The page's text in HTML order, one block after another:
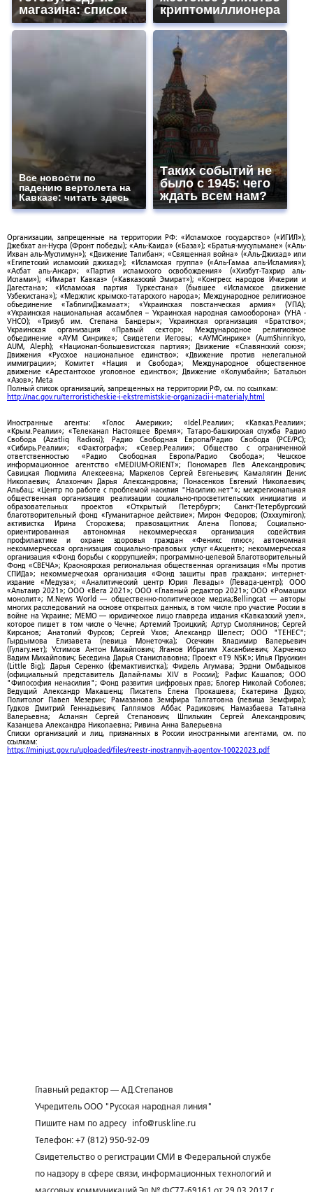
магазина: список
криптомиллионера
Все новости по
падению вертолета на
Кавказе: читать здесь
Таких событий не
было с 1945: чего
ждать всем нам?
Организации, запрещенные на территории РФ: «Исламское государство» («ИГИЛ»);
Джебхат ан-Нусра (Фронт победы); «Аль-Каида» («База»); «Братья-мусульмане» («Аль-
Ихван аль-Муслимун»); «Движение Талибан»; «Священная война» («Аль-Джихад» или
«Египетский исламский джихад»); «Исламская группа» («Аль-Гамаа аль-Исламия»);
«Асбат аль-Ансар»; «Партия исламского освобождения» («Хизбут-Тахрир аль-
Ислами»); «Имарат Кавказ» («Кавказский Эмират»); «Конгресс народов Ичкерии и
Дагестана»; «Исламская партия Туркестана» (бывшее «Исламское движение
Узбекистана»); «Меджлис крымско-татарского народа»; Международное религиозное
объединение «ТаблигиДжамаат»; «Украинская повстанческая армия» (УПА);
«Украинская национальная ассамблея – Украинская народная самооборона» (УНА -
УНСО); «Тризуб им. Степана Бандеры»; Украинская организация «Братство»;
Украинская организация «Правый сектор»; Международное религиозное
объединение «АУМ Синрике»; Свидетели Иеговы; «АУМСинрике» (AumShinrikyo,
AUM, Aleph); «Национал-большевистская партия»; Движение «Славянский союз»;
Движения «Русское национальное единство»; «Движение против нелегальной
иммиграции»; Комитет «Нация и Свобода»; Международное общественное
движение «Арестантское уголовное единство»; Движение «Колумбайн»; Батальон
«Азов»; Meta
Полный список организаций, запрещенных на территории РФ, см. по ссылкам:
http://nac.gov.ru/terroristicheskie-i-ekstremistskie-organizacii-i-materialy.html
Иностранные агенты: «Голос Америки»; «Idel.Реалии»; «Кавказ.Реалии»;
«Крым.Реалии»; «Телеканал Настоящее Время»; Татаро-башкирская служба Радио
Свобода (Azatliq Radiosi); Радио Свободная Европа/Радио Свобода (PCE/PC);
«Сибирь.Реалии»; «Фактограф»; «Север.Реалии»; Общество с ограниченной
ответственностью «Радио Свободная Европа/Радио Свобода»; Чешское
информационное агентство «MEDIUM-ORIENT»; Пономарев Лев Александрович;
Савицкая Людмила Алексеевна; Маркелов Сергей Евгеньевич; Камалягин Денис
Николаевич; Апахончич Дарья Александровна; Понасенков Евгений Николаевич;
Альбац; «Центр по работе с проблемой насилия "Насилию.нет"»; межрегиональная
общественная организация реализации социально-просветительских инициатив и
образовательных проектов «Открытый Петербург»; Санкт-Петербургский
благотворительный фонд «Гуманитарное действие»; Мирон Федоров; (Oxxxymiron);
активистка Ирина Сторожева; правозащитник Алена Попова; Социально-
ориентированная автономная некоммерческая организация содействия
профилактике и охране здоровья граждан «Феникс плюс»; автономная
некоммерческая организация социально-правовых услуг «Акцент»; некоммерческая
организация «Фонд борьбы с коррупцией»; программно-целевой Благотворительный
Фонд «СВЕЧА»; Красноярская региональная общественная организация «Мы против
СПИДа»; некоммерческая организация «Фонд защиты прав граждан»; интернет-
издание «Медуза»; «Аналитический центр Юрия Левады» (Левада-центр); ООО
«Альтаир 2021»; ООО «Вега 2021»; ООО «Главный редактор 2021»; ООО «Ромашки
монолит»; M.News World — общественно-политическое медиа;Bellingcat — авторы
многих расследований на основе открытых данных, в том числе про участие России в
войне на Украине; МЕМО — юридическое лицо главреда издания «Кавказский узел»,
которое пишет в том числе о Чечне; Артемий Троицкий; Артур Смолянинов; Сергей
Кирсанов; Анатолий Фурсов; Сергей Ухов; Александр Шелест; ООО "ТЕНЕС";
Гырдымова Елизавета (певица Монеточка); Осечкин Владимир Валерьевич
(Гулагу.нет); Устимов Антон Михайлович; Яганов Ибрагим Хасанбиевич; Харченко
Вадим Михайлович; Беседина Дарья Станиславовна; Проект «T9 NSK»; Илья Прусикин
(Little Big); Дарья Серенко (фемактивистка); Фидель Агумава; Эрдни Омбадыков
(официальный представитель Далай-ламы XIV в России); Рафис Кашапов; ООО
"Философия ненасилия"; Фонд развития цифровых прав; Блогер Николай Соболев;
Ведущий Александр Макашенц; Писатель Елена Прокашева; Екатерина Дудко;
Политолог Павел Мезерин; Рамазанова Земфира Талгатовна (певица Земфира);
Гудков Дмитрий Геннадьевич; Галлямов Аббас Радикович; Намазбаева Татьяна
Валерьевна; Асланян Сергей Степанович; Шпилькин Сергей Александрович;
Казанцева Александра Николаевна; Ривина Анна Валерьевна
Списки организаций и лиц, признанных в России иностранными агентами, см. по
ссылкам:
https://minjust.gov.ru/uploaded/files/reestr-inostrannyih-agentov-10022023.pdf
Главный редактор — А.Д.Степанов
Учредитель ООО "Русская народная линия"
Пишите нам по адресу
info@ruskline.ru
Телефон: +7 (812) 950-92-09
Свидетельство о регистрации СМИ в Федеральной службе
по надзору в сфере связи, информационных технологий и